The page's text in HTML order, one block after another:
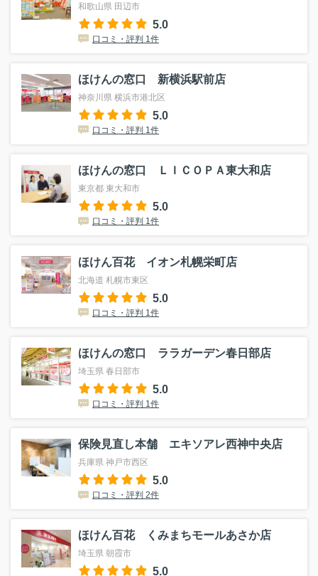
和歌山県 田辺市
5.0
口コミ・評判 1件
ほけんの窓口 新横浜駅前店
神奈川県 横浜市港北区
5.0
口コミ・評判 1件
ほけんの窓口 ＬＩＣＯＰＡ東大和店
東京都 東大和市
5.0
口コミ・評判 1件
ほけん百花 イオン札幌栄町店
北海道 札幌市東区
5.0
口コミ・評判 1件
ほけんの窓口 ララガーデン春日部店
埼玉県 春日部市
5.0
口コミ・評判 1件
保険見直し本舗 エキソアレ西神中央店
兵庫県 神戸市西区
5.0
口コミ・評判 2件
ほけん百花 くみまちモールあさか店
埼玉県 朝霞市
5.0